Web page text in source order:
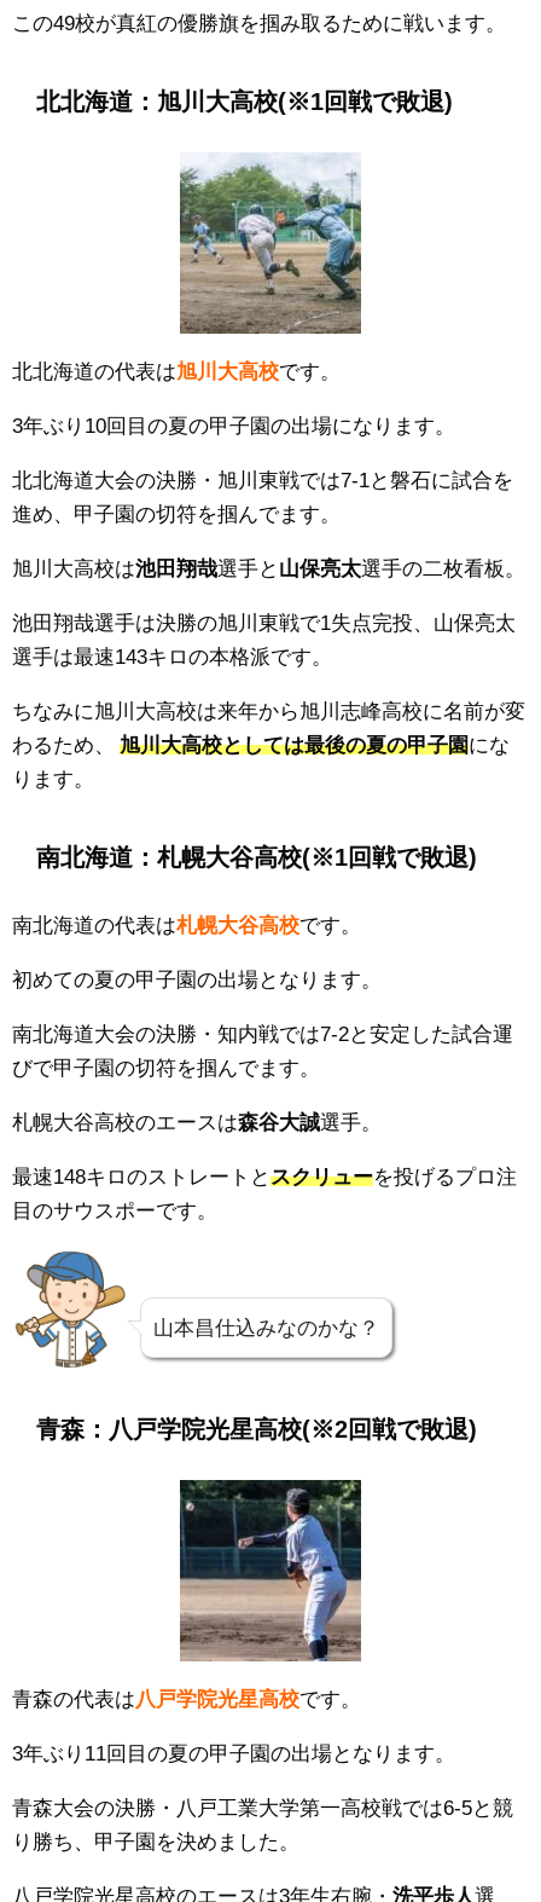
この49校が真紅の優勝旗を掴み取るために戦います。
北北海道：旭川大高校(※1回戦で敗退)
北北海道の代表は旭川大高校です。
3年ぶり10回目の夏の甲子園の出場になります。
北北海道大会の決勝・旭川東戦では7-1と磐石に試合を
進め、甲子園の切符を掴んでます。
旭川大高校は池田翔哉選手と 山保亮太選手の二枚看板。
池田翔哉選手は決勝の旭川東戦で1失点完投、山保亮太
選手は最速143キロの本格派です。
ちなみに旭川大高校は来年から旭川志峰高校に名前が変
わるため、
旭川大高校としては最後の夏の甲子園にな
ります。
南北海道：札幌大谷高校(※1回戦で敗退)
南北海道の代表は札幌大谷高校です。
初めての夏の甲子園の出場となります。
南北海道大会の決勝・知内戦では7-2と安定した試合運
びで甲子園の切符を掴んでます。
札幌大谷高校のエースは森谷大誠選手。
最速148キロのストレートとスクリューを投げるプロ注
目のサウスポーです。
山本昌仕込みなのかな？
青森： 八戸学院光星高校(※2回戦で敗退)
青森の代表は 八戸学院光星高校です。
3年ぶり11回目の夏の甲子園の出場となります。
青森大会の決勝・八戸工業大学第一高校戦では6-5と競
り勝ち、甲子園を決めました。
八戸学院光星高校のエースは3年生右腕・ 洗平歩人選